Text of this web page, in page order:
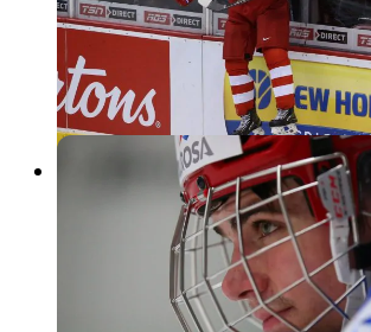
Форвард «Локо» Кирилл Слепец
стал лучшим снайпером сборной
мира! Ранее среди игроков
больше забить удалось лишь…